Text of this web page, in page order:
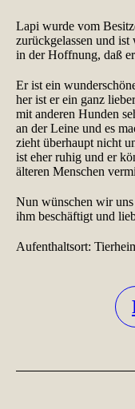
Lapi wurde vom
zurückgelassen und
in der Hoffnung, daß
Er ist ein
her ist er ein ganz
mit anderen Hunden
an der Leine und es
zieht überhaupt nicht
ist eher ruhig und er
älteren Menschen
Nun wünschen wir
ihm beschäftigt und
Aufenthaltsort: